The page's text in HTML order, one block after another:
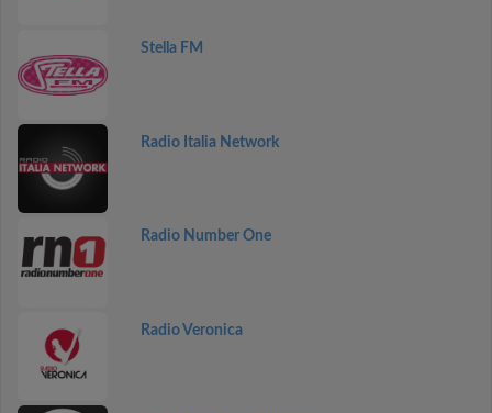
Stella FM
Radio Italia Network
Radio Number One
Radio Veronica